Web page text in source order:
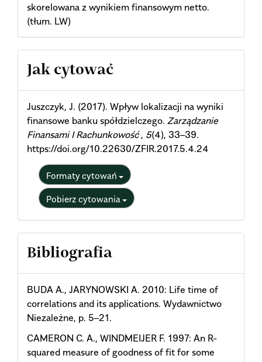
skorelowana z wynikiem finansowym netto.
(tłum. LW)
Article
Details
Jak cytować
Juszczyk, J. (2017). Wpływ lokalizacji na wyniki
finansowe banku spółdzielczego. Zarządzanie
Finansami I Rachunkowość, 5(4), 33–39.
https://doi.org/10.22630/ZFIR.2017.5.4.24
Formaty cytowań
Pobierz cytowania
Bibliografia
BUDA A., JARYNOWSKI A. 2010: Life time of
correlations and its applications. Wydawnictwo
Niezależne, p. 5–21.
CAMERON C. A., WINDMEIJER F. 1997: An R-
squared measure of goodness of fit for some